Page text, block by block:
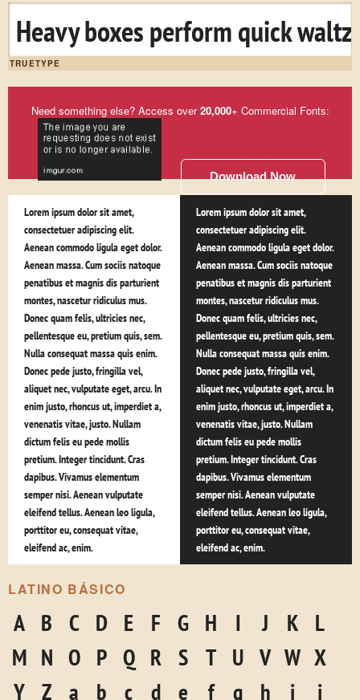
Heavy boxes perform quick
TRUETYPE
Need something else? Access over20,000+ Commercial Fonts:
Download Now
Lorem ipsum dolor sit amet,
consectetuer adipiscing elit.
Aenean commodo ligula eget dolor.
Aenean massa. Cum sociis natoque
penatibus et magnis dis parturient
montes, nascetur ridiculus mus.
Donec quam felis, ultricies nec,
pellentesque eu, pretium quis, sem.
Nulla consequat massa quis enim.
Donec pede justo, fringilla vel,
aliquet nec, vulputate eget, arcu. In
enim justo, rhoncus ut, imperdiet a,
venenatis vitae, justo. Nullam
dictum felis eu pede mollis
pretium. Integer tincidunt. Cras
dapibus. Vivamus elementum
semper nisi. Aenean vulputate
eleifend tellus. Aenean leo ligula,
porttitor eu, consequat vitae,
eleifend ac, enim.
Lorem ipsum dolor sit amet,
consectetuer adipiscing elit.
Aenean commodo ligula eget dolor.
Aenean massa. Cum sociis natoque
penatibus et magnis dis parturient
montes, nascetur ridiculus mus.
Donec quam felis, ultricies nec,
pellentesque eu, pretium quis, sem.
Nulla consequat massa quis enim.
Donec pede justo, fringilla vel,
aliquet nec, vulputate eget, arcu. In
enim justo, rhoncus ut, imperdiet a,
venenatis vitae, justo. Nullam
dictum felis eu pede mollis
pretium. Integer tincidunt. Cras
dapibus. Vivamus elementum
semper nisi. Aenean vulputate
eleifend tellus. Aenean leo ligula,
porttitor eu, consequat vitae,
eleifend ac, enim.
LATINO BÁSICO
A B C D E F G H I J K L
M N O P Q R S T U V W X
Y Z a b c d e f g h i j